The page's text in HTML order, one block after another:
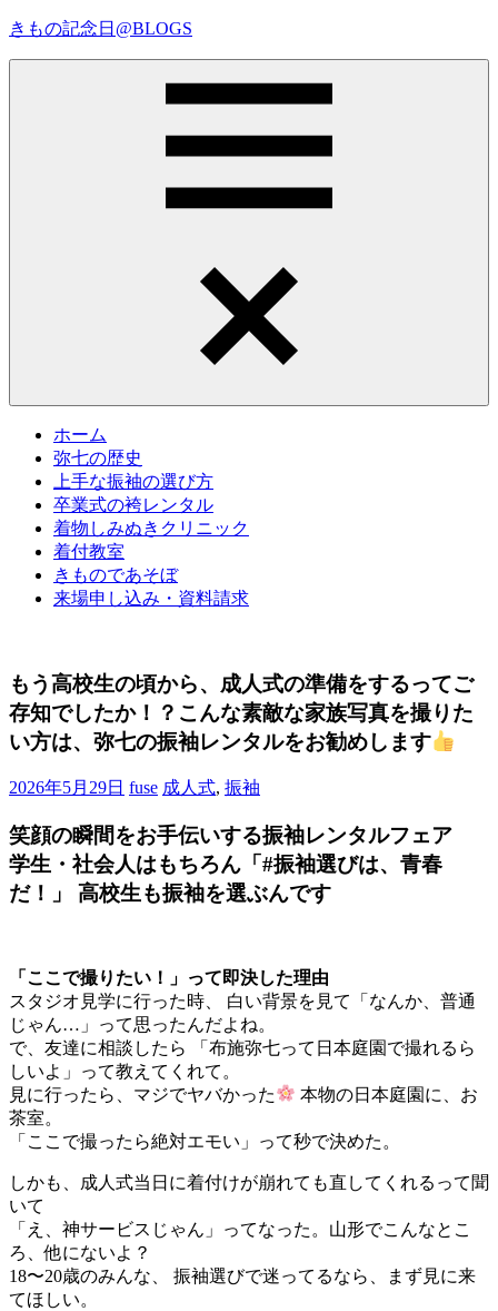
コ
きもの記念日@BLOGS
す。
ホーム
弥七の歴史
上手な振袖の選び方
卒業式の袴レンタル
着物しみぬきクリニック
着付教室
きものであそぼ
来場申し込み・資料請求
もう高校生の頃から、成人式の準備をするってご
存知でしたか！？こんな素敵な家族写真を撮りた
い方は、弥七の振袖レンタルをお勧めします
2026年5月29日 fuse 成人式, 振袖
笑顔の瞬間をお手伝いする振袖レンタルフェア
学生・社会人はもちろん「#振袖選びは、青春
だ！」 高校生も振袖を選ぶんです
「ここで撮りたい！」って即決した理由
スタジオ見学に行った時、 白い背景を見て「なんか、普通
じゃん…」って思ったんだよね。
で、友達に相談したら 「布施弥七って日本庭園で撮れるら
しいよ」って教えてくれて。
見に行ったら、マジでヤバかった
本物の日本庭園に、お
茶室。
「ここで撮ったら絶対エモい」って秒で決めた。
しかも、成人式当日に着付けが崩れても直してくれるって聞
いて
「え、神サービスじゃん」ってなった。山形でこんなとこ
ろ、他にないよ？
18〜20歳のみんな、 振袖選びで迷ってるなら、まず見に来
てほしい。